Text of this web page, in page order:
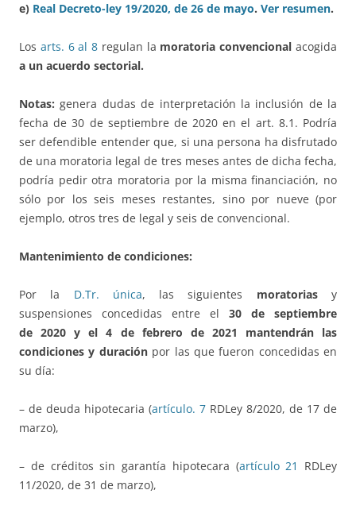
e) Real Decreto-ley 19/2020, de 26 de mayo. Ver resumen.
Los arts. 6 al 8 regulan la moratoria convencional acogida
a un acuerdo sectorial.
Notas:genera dudas de interpretación la inclusión de la
fecha de 30 de septiembre de 2020 en el art. 8.1. Podría
ser defendible entender que, si una persona ha disfrutado
de una moratoria legal de tres meses antes de dicha fecha,
podría pedir otra moratoria por la misma financiación, no
sólo por los seis meses restantes, sino por nueve (por
ejemplo, otros tres de legal y seis de convencional.
Mantenimiento de condiciones:
Por la D.Tr. única, las siguientes moratoriasy
suspensiones concedidas entre el 30 de septiembre
de 2020 y el 4 de febrero de 2021
mantendrán las
condiciones y duraciónpor las que fueron concedidas en
su día:
– de deuda hipotecaria (artículo. 7 RDLey 8/2020, de 17 de
marzo),
– de créditos sin garantía hipotecara (artículo 21
RDLey
11/2020, de 31 de marzo),